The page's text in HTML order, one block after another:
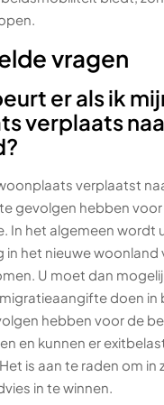
vragen
er als ik
verplaats
verplaatst
gevolgen hebben voor
In het algemeen wordt
het nieuwe woonland
U moet dan
doen in
hebben voor de
en kunnen er
is aan te raden om in
in te winnen.